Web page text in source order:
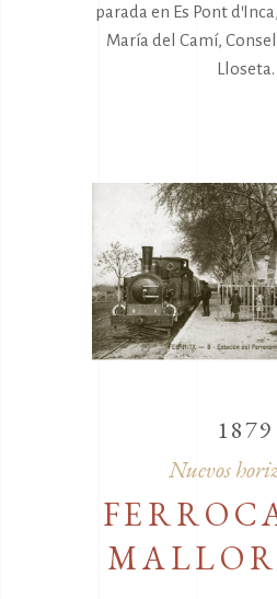
parada en Es Pont
María del Camí,
Lloseta.
1879
Nuevos